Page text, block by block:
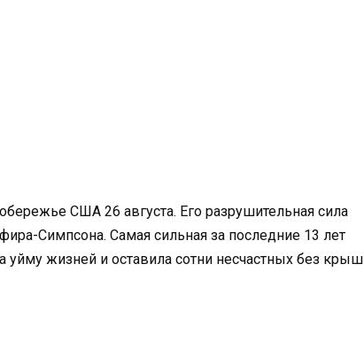
США 26 августа. Его разрушительная сила
Симпсона. Самая сильная за последние 13 лет
уйму жизней и оставила сотни несчастных без крыш